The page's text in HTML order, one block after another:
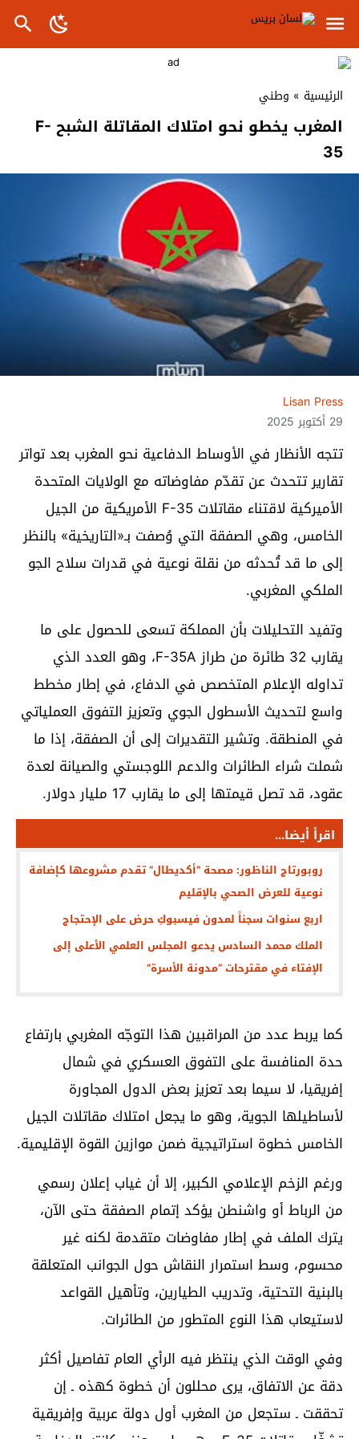
الرئيسية » وطني
المغرب يخطو نحو امتلاك المقاتلة الشبح F-
35
Lisan Press
29 أكتوبر 2025
تتجه الأنظار في الأوساط الدفاعية نحو المغرب بعد تواتر
تقارير تتحدث عن تقدّم مفاوضاته مع الولايات المتحدة
الأميركية لاقتناء مقاتلات F-35 الأمريكية من الجيل
الخامس، وهي الصفقة التي وُصفت بـ«التاريخية» بالنظر
إلى ما قد تُحدثه من نقلة نوعية في قدرات سلاح الجو
الملكي المغربي.
وتفيد التحليلات بأن المملكة تسعى للحصول على ما
يقارب 32 طائرة من طراز F-35A، وهو العدد الذي
تداوله الإعلام المتخصص في الدفاع، في إطار مخطط
واسع لتحديث الأسطول الجوي وتعزيز التفوق العملياتي
في المنطقة. وتشير التقديرات إلى أن الصفقة، إذا ما
شملت شراء الطائرات والدعم اللوجستي والصيانة لعدة
عقود، قد تصل قيمتها إلى ما يقارب 17 مليار دولار.
اقرأ أيضا...
روبورتاج الناظور: مصحة “أكديطال” تقدم مشروعها كإضافة
نوعية للعرض الصحي بالإقليم
اربع سنوات سجناً لمدون فيسبوكِ حرض على الإحتجاج
الملك محمد السادس يدعو المجلس العلمي الأعلى إلى
الإفتاء في مقترحات “مدونة الأسرة”
كما يربط عدد من المراقبين هذا التوجّه المغربي بارتفاع
حدة المنافسة على التفوق العسكري في شمال
إفريقيا، لا سيما بعد تعزيز بعض الدول المجاورة
لأساطيلها الجوية، وهو ما يجعل امتلاك مقاتلات الجيل
الخامس خطوة استراتيجية ضمن موازين القوة الإقليمية.
ورغم الزخم الإعلامي الكبير، إلا أن غياب إعلان رسمي
من الرباط أو واشنطن يؤكد إتمام الصفقة حتى الآن،
يترك الملف في إطار مفاوضات متقدمة لكنه غير
محسوم، وسط استمرار النقاش حول الجوانب المتعلقة
بالبنية التحتية، وتدريب الطيارين، وتأهيل القواعد
لاستيعاب هذا النوع المتطور من الطائرات.
وفي الوقت الذي ينتظر فيه الرأي العام تفاصيل أكثر
دقة عن الاتفاق، يرى محللون أن خطوة كهذه ـ إن
تحققت ـ ستجعل من المغرب أول دولة عربية وإفريقية